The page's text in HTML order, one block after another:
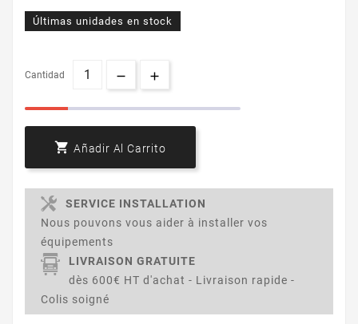
Últimas unidades en stock
Cantidad
 Añadir Al Carrito
SERVICE INSTALLATION
Nous pouvons vous aider à installer vos
équipements
LIVRAISON GRATUITE
dès 600€ HT d'achat - Livraison rapide -
Colis soigné